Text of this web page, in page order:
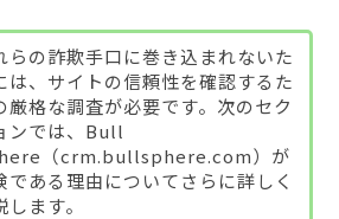
らの詐欺手口に巻き込まれないた
は、サイトの信頼性を確認するた
厳格な調査が必要です。次のセク
ンでは、Bull
（crm.bullsphere.com）が
である理由についてさらに詳しく
します。